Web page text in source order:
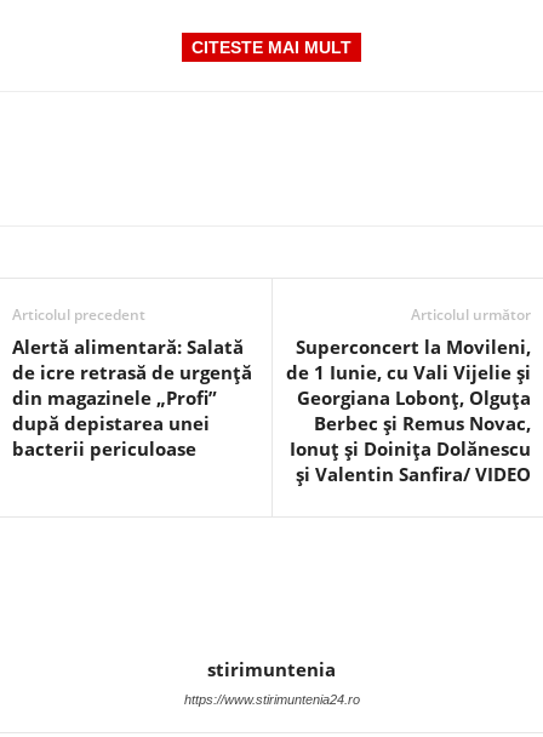
CITESTE MAI MULT
Articolul precedent
Alertă alimentară: Salată
de icre retrasă de urgență
din magazinele „Profi”
după depistarea unei
bacterii periculoase
Articolul următor
Superconcert la Movileni,
de 1 Iunie, cu Vali Vijelie și
Georgiana Lobonț, Olguța
Berbec și Remus Novac,
Ionuț și Doinița Dolănescu
și Valentin Sanfira/ VIDEO
stirimuntenia
https://www.stirimuntenia24.ro